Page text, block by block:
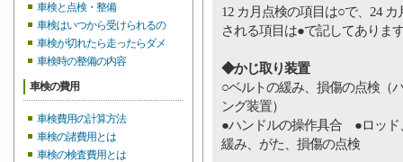
車検と点検・整備
車検はいつから受けられるの
車検が切れたら走ったらダメ
車検時の整備の内容
車検の費用
車検費用の計算方法
車検の諸費用とは
車検の検査費用とは
12 カ月点検の項目は○で、24
される項目は●で記してありま
◆かじ取り装置
○ベルトの緩み、損傷の点検（
ング装置）
●ハンドルの操作具合 ●ロッド
緩み、がた、損傷の点検